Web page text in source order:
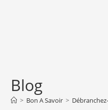
Blog
> Bon A Savoir >